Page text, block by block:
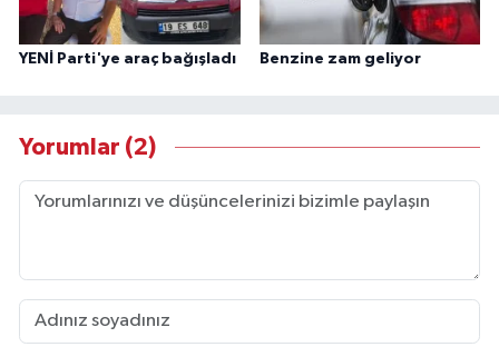
YENİ Parti'ye araç bağışladı Benzine zam geliyor
Yorumlar (2)